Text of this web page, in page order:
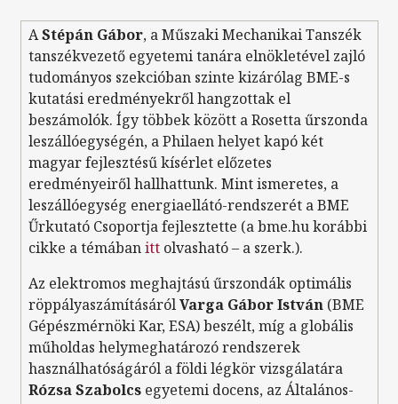
AStépán Gábor, a Műszaki Mechanikai Tanszék
tanszékvezető egyetemi tanára elnökletével zajló
tudományos szekcióban szinte kizárólag BME-s
kutatási eredményekről hangzottak el
beszámolók. Így többek között a Rosetta űrszonda
leszállóegységén, a Philaen helyet kapó két
magyar fejlesztésű kísérlet előzetes
eredményeiről hallhattunk. Mint ismeretes, a
leszállóegység energiaellátó-rendszerét a BME
Űrkutató Csoportja fejlesztette (a bme.hu korábbi
cikke a témábanitt olvasható – a szerk.).
Az elektromos meghajtású űrszondák optimális
röppályaszámításárólVarga Gábor István(BME
Gépészmérnöki Kar, ESA) beszélt, míg a globális
műholdas helymeghatározó rendszerek
használhatóságáról a földi légkör vizsgálatára
Rózsa Szabolcs egyetemi docens, az Általános-